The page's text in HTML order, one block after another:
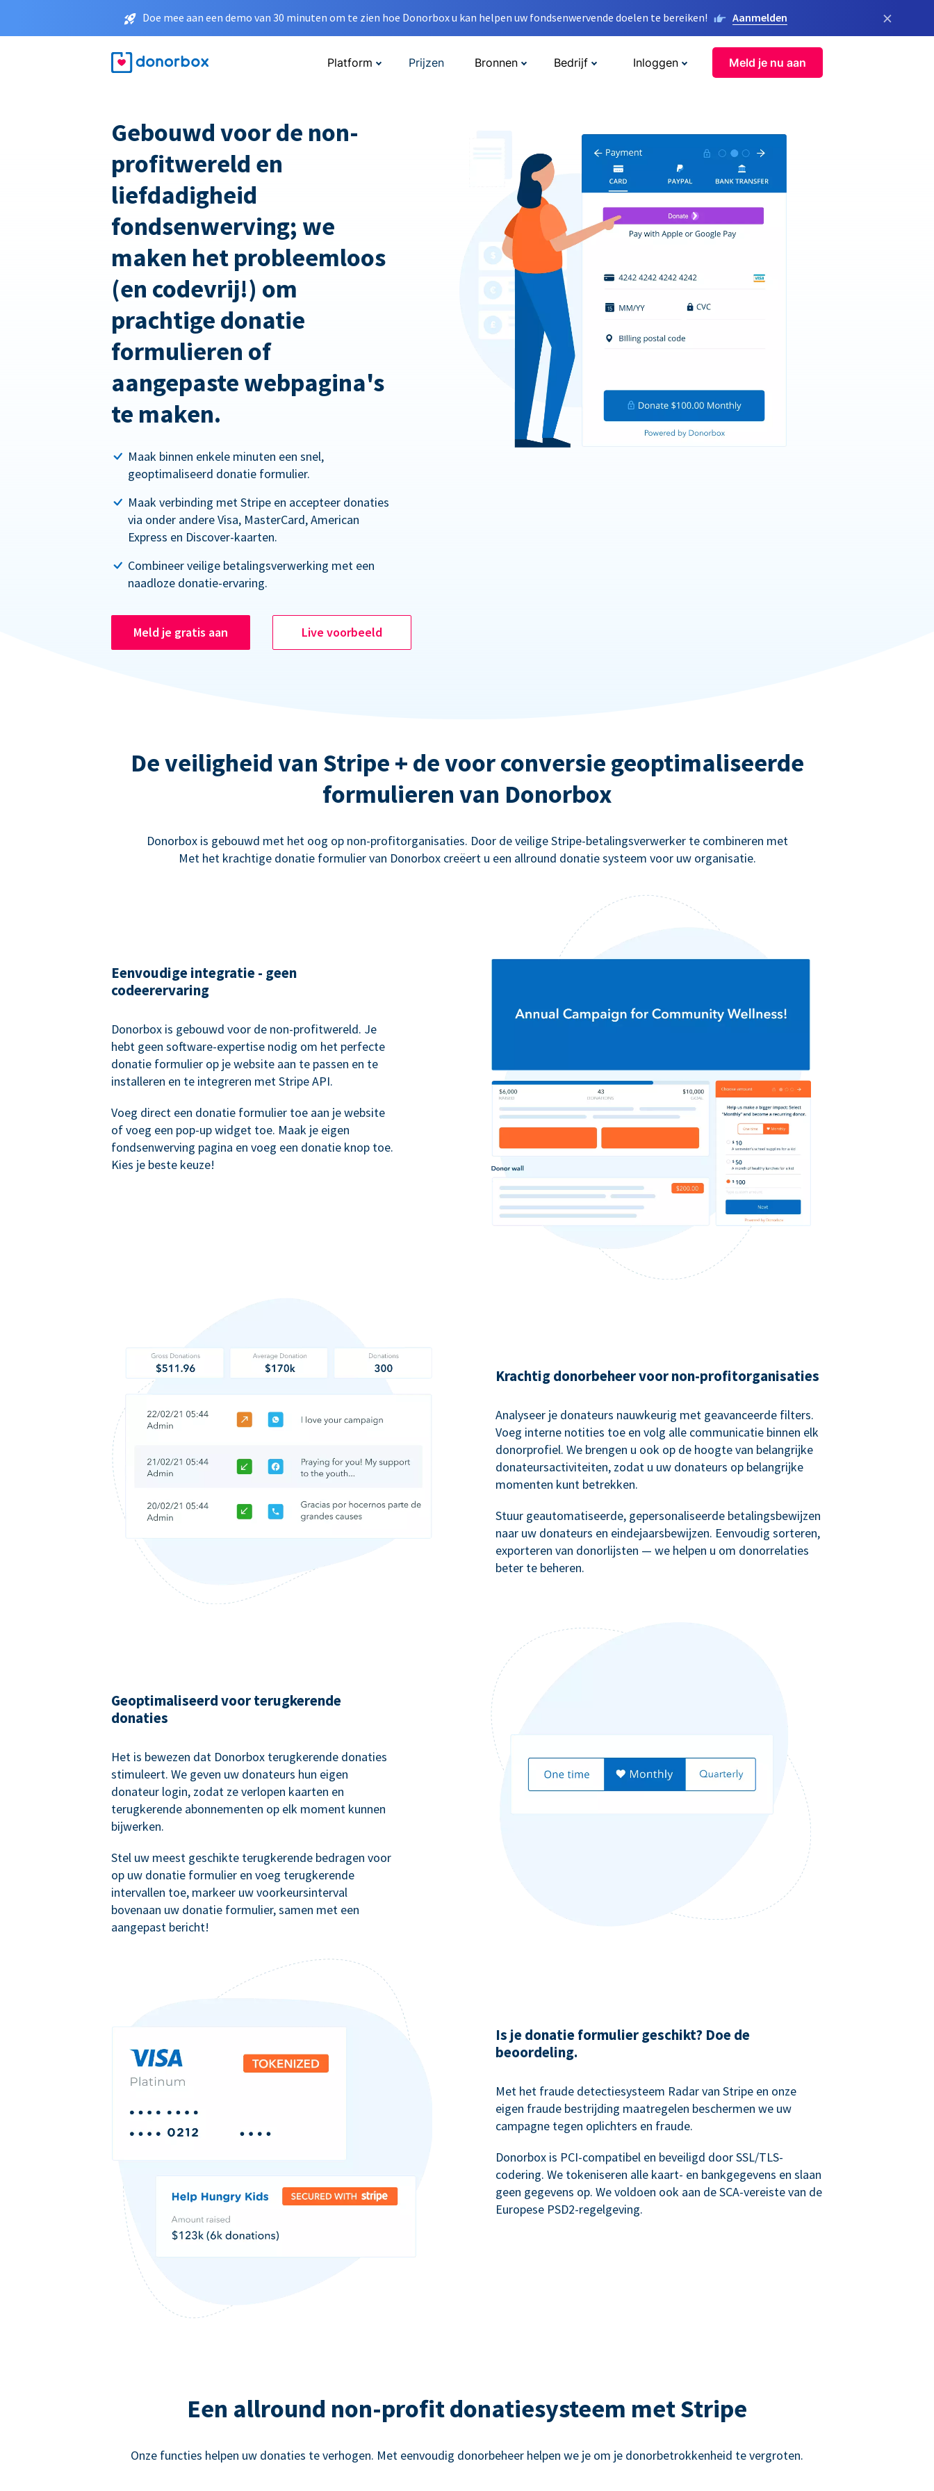
Doe mee aan een demo van 30 minuten om te zien hoe Donorbox u kan helpen uw fondsenwervende doelen te bereiken! Aanmelden ×
Platform Prijzen Bronnen Bedrijf Inloggen Meld je nu aan
Gebouwd voor de non-
profitwereld en
liefdadigheid
fondsenwerving; we
maken het probleemloos
(en codevrij!) om
prachtige donatie
formulieren of
aangepaste webpagina's
te maken.
Maak binnen enkele minuten een snel,
geoptimaliseerd donatie formulier.
Maak verbinding met Stripe en accepteer donaties
via onder andere Visa, MasterCard, American
Express en Discover-kaarten.
Combineer veilige betalingsverwerking met een
naadloze donatie-ervaring.
Meld je gratis aan Live voorbeeld
De veiligheid van Stripe + de voor conversie geoptimaliseerde
formulieren van Donorbox
Donorbox is gebouwd met het oog op non-profitorganisaties. Door de veilige Stripe-betalingsverwerker te combineren met
Met het krachtige donatie formulier van Donorbox creëert u een allround donatie systeem voor uw organisatie.
Eenvoudige integratie - geen
codeerervaring
Donorbox is gebouwd voor de non-profitwereld. Je
hebt geen software-expertise nodig om het perfecte
donatie formulier op je website aan te passen en te
installeren en te integreren met Stripe API.
Voeg direct een donatie formulier toe aan je website
of voeg een pop-up widget toe. Maak je eigen
fondsenwerving pagina en voeg een donatie knop toe.
Kies je beste keuze!
Krachtig donorbeheer voor non-profitorganisaties
Analyseer je donateurs nauwkeurig met geavanceerde filters.
Voeg interne notities toe en volg alle communicatie binnen elk
donorprofiel. We brengen u ook op de hoogte van belangrijke
donateursactiviteiten, zodat u uw donateurs op belangrijke
momenten kunt betrekken.
Stuur geautomatiseerde, gepersonaliseerde betalingsbewijzen
naar uw donateurs en eindejaarsbewijzen. Eenvoudig sorteren,
exporteren van donorlijsten — we helpen u om donorrelaties
beter te beheren.
Geoptimaliseerd voor terugkerende
donaties
Het is bewezen dat Donorbox terugkerende donaties
stimuleert. We geven uw donateurs hun eigen
donateur login, zodat ze verlopen kaarten en
terugkerende abonnementen op elk moment kunnen
bijwerken.
Stel uw meest geschikte terugkerende bedragen voor
op uw donatie formulier en voeg terugkerende
intervallen toe, markeer uw voorkeursinterval
bovenaan uw donatie formulier, samen met een
aangepast bericht!
Is je donatie formulier geschikt? Doe de
beoordeling.
Met het fraude detectiesysteem Radar van Stripe en onze
eigen fraude bestrijding maatregelen beschermen we uw
campagne tegen oplichters en fraude.
Donorbox is PCI-compatibel en beveiligd door SSL/TLS-
codering. We tokeniseren alle kaart- en bankgegevens en slaan
geen gegevens op. We voldoen ook aan de SCA-vereiste van de
Europese PSD2-regelgeving.
Een allround non-profit donatiesysteem met Stripe
Onze functies helpen uw donaties te verhogen. Met eenvoudig donorbeheer helpen we je om je donorbetrokkenheid te vergroten.